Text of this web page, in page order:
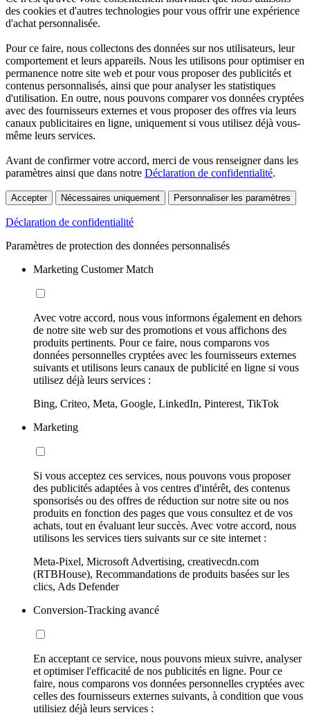
des cookies et d'autres technologies pour vous offrir une expérience
d'achat personnalisée.
Pour ce faire, nous collectons des données sur nos utilisateurs, leur
comportement et leurs appareils. Nous les utilisons pour optimiser en
permanence notre site web et pour vous proposer des publicités et
contenus personnalisés, ainsi que pour analyser les statistiques
d'utilisation. En outre, nous pouvons comparer vos données cryptées
avec des fournisseurs externes et vous proposer des offres via leurs
canaux publicitaires en ligne, uniquement si vous utilisez déjà vous-
même leurs services.
Avant de confirmer votre accord, merci de vous renseigner dans les
paramètres ainsi que dans notre Déclaration de confidentialité.
Accepter Nécessaires uniquement Personnaliser les paramètres
Déclaration de confidentialité
Paramètres de protection des données personnalisés
Marketing Customer Match
Avec votre accord, nous vous informons également en dehors
de notre site web sur des promotions et vous affichons des
produits pertinents. Pour ce faire, nous comparons vos
données personnelles cryptées avec les fournisseurs externes
suivants et utilisons leurs canaux de publicité en ligne si vous
utilisez déjà leurs services :
Bing, Criteo, Meta, Google, LinkedIn, Pinterest, TikTok
Marketing
Si vous acceptez ces services, nous pouvons vous proposer
des publicités adaptées à vos centres d'intérêt, des contenus
sponsorisés ou des offres de réduction sur notre site ou nos
produits en fonction des pages que vous consultez et de vos
achats, tout en évaluant leur succès. Avec votre accord, nous
utilisons les services tiers suivants sur ce site internet :
Meta-Pixel, Microsoft Advertising, creativecdn.com
(RTBHouse), Recommandations de produits basées sur les
clics, Ads Defender
Conversion-Tracking avancé
En acceptant ce service, nous pouvons mieux suivre, analyser
et optimiser l'efficacité de nos publicités en ligne. Pour ce
faire, nous comparons vos données personnelles cryptées avec
celles des fournisseurs externes suivants, à condition que vous
utilisiez déjà leurs services :